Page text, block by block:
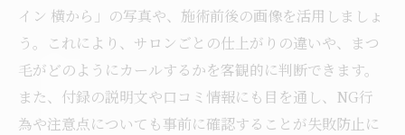
まつ毛パーマの長持ちに必要な習慣とは
まつ毛パーマ施術後の正しいケア手順解説
まつ毛パーマ後のNG行動一覧と理由を解説
まつ毛パーマを長持ちさせる巻き上げとケア術
イン 横から」の写真や、施術前後の画像を活用しましょ
う。これにより、サロンごとの仕上がりの違いや、まつ
毛がどのようにカールするかを客観的に判断できます。
また、付録の説明文や口コミ情報にも目を通し、NG行
為や注意点についても事前に確認することが失敗防止に